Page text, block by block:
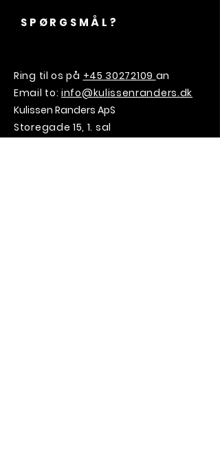
SPØRGSMÅL?
Ring til os på +45 30272109 an
Email to: info@kulissenranders.dk
Kulissen Randers ApS
Storegade 15, 1. sal